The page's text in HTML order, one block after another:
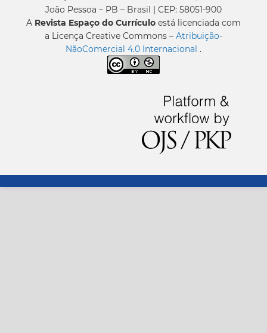
João Pessoa – PB – Brasil | CEP: 58051-900
A Revista Espaço do Currículo está licenciada com
a Licença Creative Commons – Atribuição-
NãoComercial 4.0 Internacional .